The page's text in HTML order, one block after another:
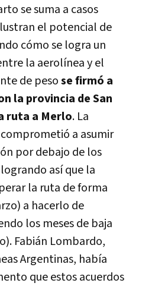
se suma a casos
el potencial de
cómo se logra un
la aerolínea y el
de pesose firmó a
la provincia de San
ruta a Merlo. La
a asumir
por debajo de los
así que la
la ruta de forma
a hacerlo de
los meses de baja
Fabián Lombardo,
Argentinas, había
que estos acuerdos